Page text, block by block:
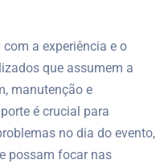
a experiência e o
que assumem a
manutenção e
é crucial para
no dia do evento,
possam focar nas